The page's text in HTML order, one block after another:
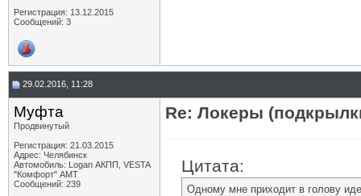
Регистрация: 13.12.2015
Сообщений: 3
29.02.2016, 11:28
Муфта
Продвинутый
Регистрация: 21.03.2015
Адрес: Челябинск
Автомобиль: Logan АКПП, VESTA
"Комфорт" АМТ
Сообщений: 239
Re: Локеры
Цитата:
Одному мне приходит в голову